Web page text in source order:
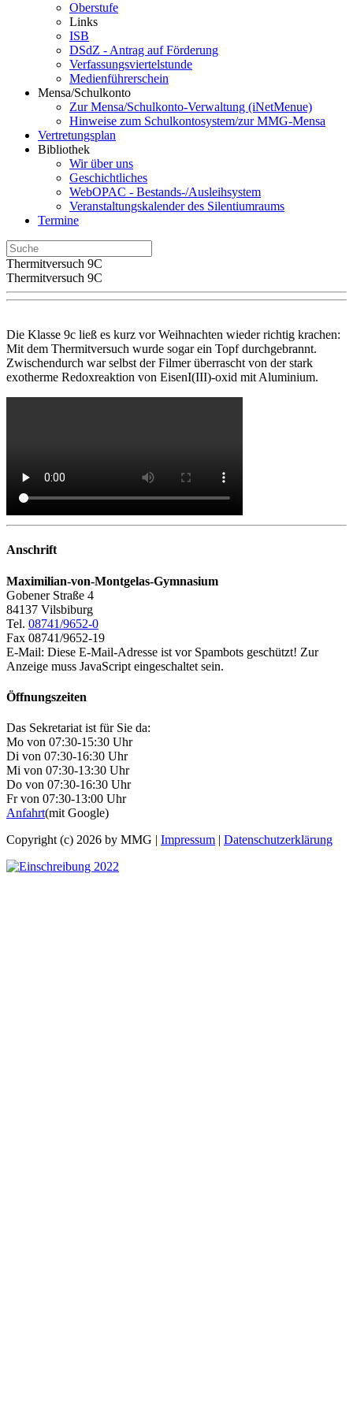
Oberstufe
Links
ISB
DSdZ - Antrag auf Förderung
Verfassungsviertelstunde
Medienführerschein
Mensa/Schulkonto
Zur Mensa/Schulkonto-Verwaltung (iNetMenue)
Hinweise zum Schulkontosystem/zur MMG-Mensa
Vertretungsplan
Bibliothek
Wir über uns
Geschichtliches
WebOPAC - Bestands-/Ausleihsystem
Veranstaltungskalender des Silentiumraums
Termine
Thermitversuch 9C
Thermitversuch 9C
Die Klasse 9c ließ es kurz vor Weihnachten wieder richtig krachen:
Mit dem Thermitversuch wurde sogar ein Topf durchgebrannt.
Zwischendurch war selbst der Filmer überrascht von der stark
exotherme Redoxreaktion von EisenI(III)-oxid mit Aluminium.
Anschrift
Maximilian-von-Montgelas-Gymnasium
Gobener Straße 4
84137 Vilsbiburg
Tel. 08741/9652-0
Fax 08741/9652-19
E-Mail: Diese E-Mail-Adresse ist vor Spambots geschützt! Zur
Anzeige muss JavaScript eingeschaltet sein.
Öffnungszeiten
Das Sekretariat ist für Sie da:
Mo von 07:30-15:30 Uhr
Di von 07:30-16:30 Uhr
Mi von 07:30-13:30 Uhr
Do von 07:30-16:30 Uhr
Fr von 07:30-13:00 Uhr
Anfahrt(mit Google)
Copyright (c) 2026 by MMG | Impressum | Datenschutzerklärung